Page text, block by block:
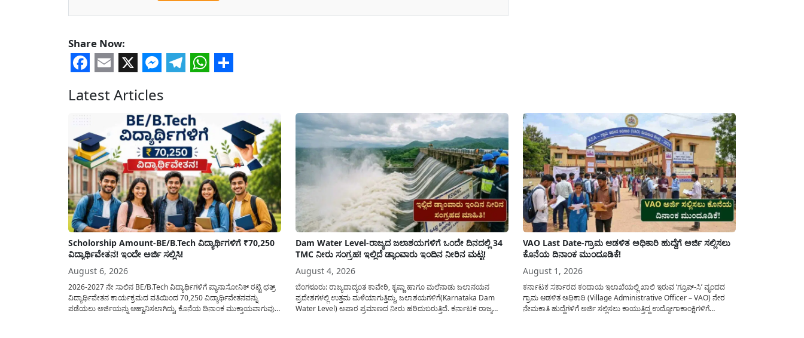
Share Now:
Facebook
Email
X Messenger
Telegram
WhatsApp
Share
Latest Articles
Scholorship Amount-BE/B.Tech ವಿದ್ಯಾರ್ಥಿಗಳಿಗೆ ₹70,250
ವಿದ್ಯಾರ್ಥಿವೇತನ! ಇಂದೇ ಅರ್ಜಿ ಸಲ್ಲಿಸಿ!
August 6, 2026
2026-2027 ನೇ ಸಾಲಿನ BE/B.Tech ವಿದ್ಯಾರ್ಥಿಗಳಿಗೆ ಪ್ಯಾನಾಸೋನಿಕ್ ರಟ್ಟಿ ಛತ್ರ್
ವಿದ್ಯಾರ್ಥಿವೇತನ ಕಾರ್ಯಕ್ರಮದ ವತಿಯಿಂದ 70,250 ವಿದ್ಯಾರ್ಥಿವೇತನವನ್ನು
ಪಡೆಯಲು ಅರ್ಜಿಯನ್ನು ಆಹ್ವಾನಿಸಲಾಗಿದ್ದು, ಕೊನೆಯ ದಿನಾಂಕ ಮುಕ್ತಾಯವಾಗುವುದ
Dam Water Level-ರಾಜ್ಯದ ಜಲಾಶಯಗಳಿಗೆ ಒಂದೇ ದಿನದಲ್ಲಿ 34
TMC ನೀರು ಸಂಗ್ರಹ! ಇಲ್ಲಿದೆ ಡ್ಯಾಂವಾರು ಇಂದಿನ ನೀರಿನ ಮಟ್ಟ!
August 4, 2026
ಬೆಂಗಳೂರು: ರಾಜ್ಯದಾದ್ಯಂತ ಕಾವೇರಿ, ಕೃಷ್ಣಾ ಹಾಗೂ ಮಲೆನಾಡು ಜಲಾನಯನ
ಪ್ರದೇಶಗಳಲ್ಲಿ ಉತ್ತಮ ಮಳೆಯಾಗುತ್ತಿದ್ದು, ಜಲಾಶಯಗಳಿಗೆ(Karnataka Dam
Water Level) ಅಪಾರ ಪ್ರಮಾಣದ ನೀರು ಹರಿದುಬರುತ್ತಿದೆ. ಕರ್ನಾಟಕ ರಾಜ್ಯ
VAO Last Date-ಗ್ರಾಮ ಆಡಳಿತ ಅಧಿಕಾರಿ ಹುದ್ದೆಗೆ ಅರ್ಜಿ ಸಲ್ಲಿಸಲು
ಕೊನೆಯ ದಿನಾಂಕ ಮುಂದೂಡಿಕೆ!
August 1, 2026
ಕರ್ನಾಟಕ ಸರ್ಕಾರದ ಕಂದಾಯ ಇಲಾಖೆಯಲ್ಲಿ ಖಾಲಿ ಇರುವ ‘ಗ್ರೂಪ್-ಸಿ’ ವೃಂದದ
ಗ್ರಾಮ ಆಡಳಿತ ಅಧಿಕಾರಿ (Village Administrative Officer – VAO) ನೇರ
ನೇಮಕಾತಿ ಹುದ್ದೆಗಳಿಗೆ ಅರ್ಜಿ ಸಲ್ಲಿಸಲು ಕಾಯುತ್ತಿದ್ದ ಉದ್ಯೋಗಾಕಾಂಕ್ಷಿಗಳಿಗೆ